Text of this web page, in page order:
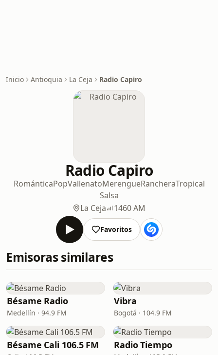
Inicio Antioquia La Ceja Radio Capiro
Radio Capiro
RománticaPopVallenatoMerengueRancheraTropical
Salsa
La Ceja
1460 AM
Favoritos
Emisoras similares
Bésame Radio
Medellín · 94.9 FM
Vibra
Bogotá · 104.9 FM
Bésame Cali 106.5 FM Radio Tiempo